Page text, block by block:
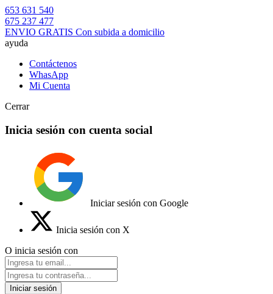
653 631 540
675 237 477
ENVIO GRATIS Con subida a domicilio
ayuda
Contáctenos
WhasApp
Mi Cuenta
Cerrar
Inicia sesión con cuenta social
Iniciar sesión con Google
Inicia sesión con X
O inicia sesión con
Iniciar sesión